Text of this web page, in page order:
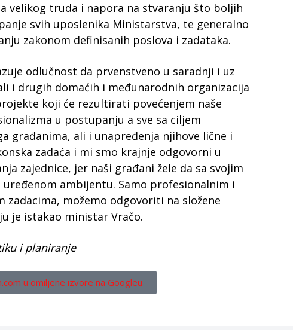
velikog truda i napora na stvaranju što boljih
svih uposlenika Ministarstva, te generalno
zakonom definisanih poslova i zadataka.
odlučnost da prvenstveno u saradnji i uz
i drugih domaćih i međunarodnih organizacija
koji će rezultirati povećenjem naše
u postupanju a sve sa ciljem
građanima, ali i unapređenja njihove lične i
zadaća i mi smo krajnje odgovorni u
zajednice, jer naši građani žele da sa svojim
ambijentu. Samo profesionalnim i
možemo odgovoriti na složene
je istakao ministar Vračo.
i planiranje
u omiljene izvore na Googleu